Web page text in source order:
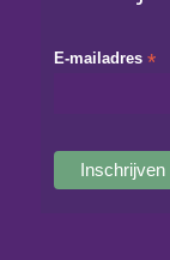
E-mailadres*